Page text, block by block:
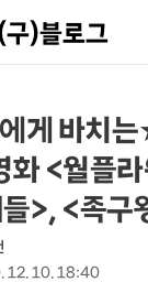
)블로그
게 바치
화 <월플
>, <족구
12. 10. 18:40